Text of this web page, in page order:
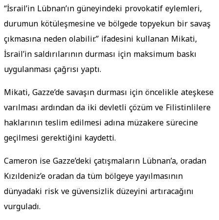
“İsrail’in Lübnan’ın güneyindeki provokatif eylemleri,
durumun kötüleşmesine ve bölgede topyekun bir savaş
çıkmasına neden olabilir.” ifadesini kullanan Mikati,
İsrail’in saldırılarının durması için maksimum baskı
uygulanması çağrısı yaptı.
Mikati, Gazze’de savaşın durması için öncelikle ateşkese
varılması ardından da iki devletli çözüm ve Filistinlilere
haklarının teslim edilmesi adına müzakere sürecine
geçilmesi gerektiğini kaydetti.
Cameron ise Gazze’deki çatışmaların Lübnan’a, oradan
Kızıldeniz’e oradan da tüm bölgeye yayılmasının
dünyadaki risk ve güvensizlik düzeyini artıracağını
vurguladı.